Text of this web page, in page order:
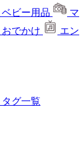
ベビー用品
マ
おでかけ
エン
タグ一覧